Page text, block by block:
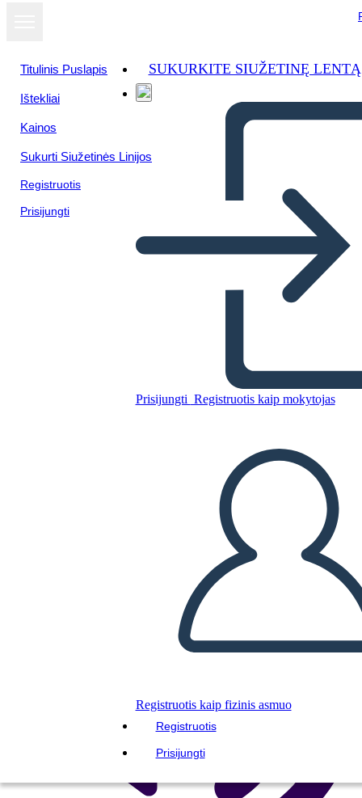
Titulinis Puslapis
Ištekliai
Kainos
Sukurti Siužetinės Linijos
Registruotis
Prisijungti
SUKURKITE SIUŽETINĘ LENTĄ
Prisijungti Registruotis kaip mokytojas
Registruotis kaip fizinis asmuo
Registruotis
Prisijungti
Nukopijuokite šią siužetinę lentą
PALEISTI SKAIDRIŲ DEMONSTRACIJĄ
SKAITYK MAN